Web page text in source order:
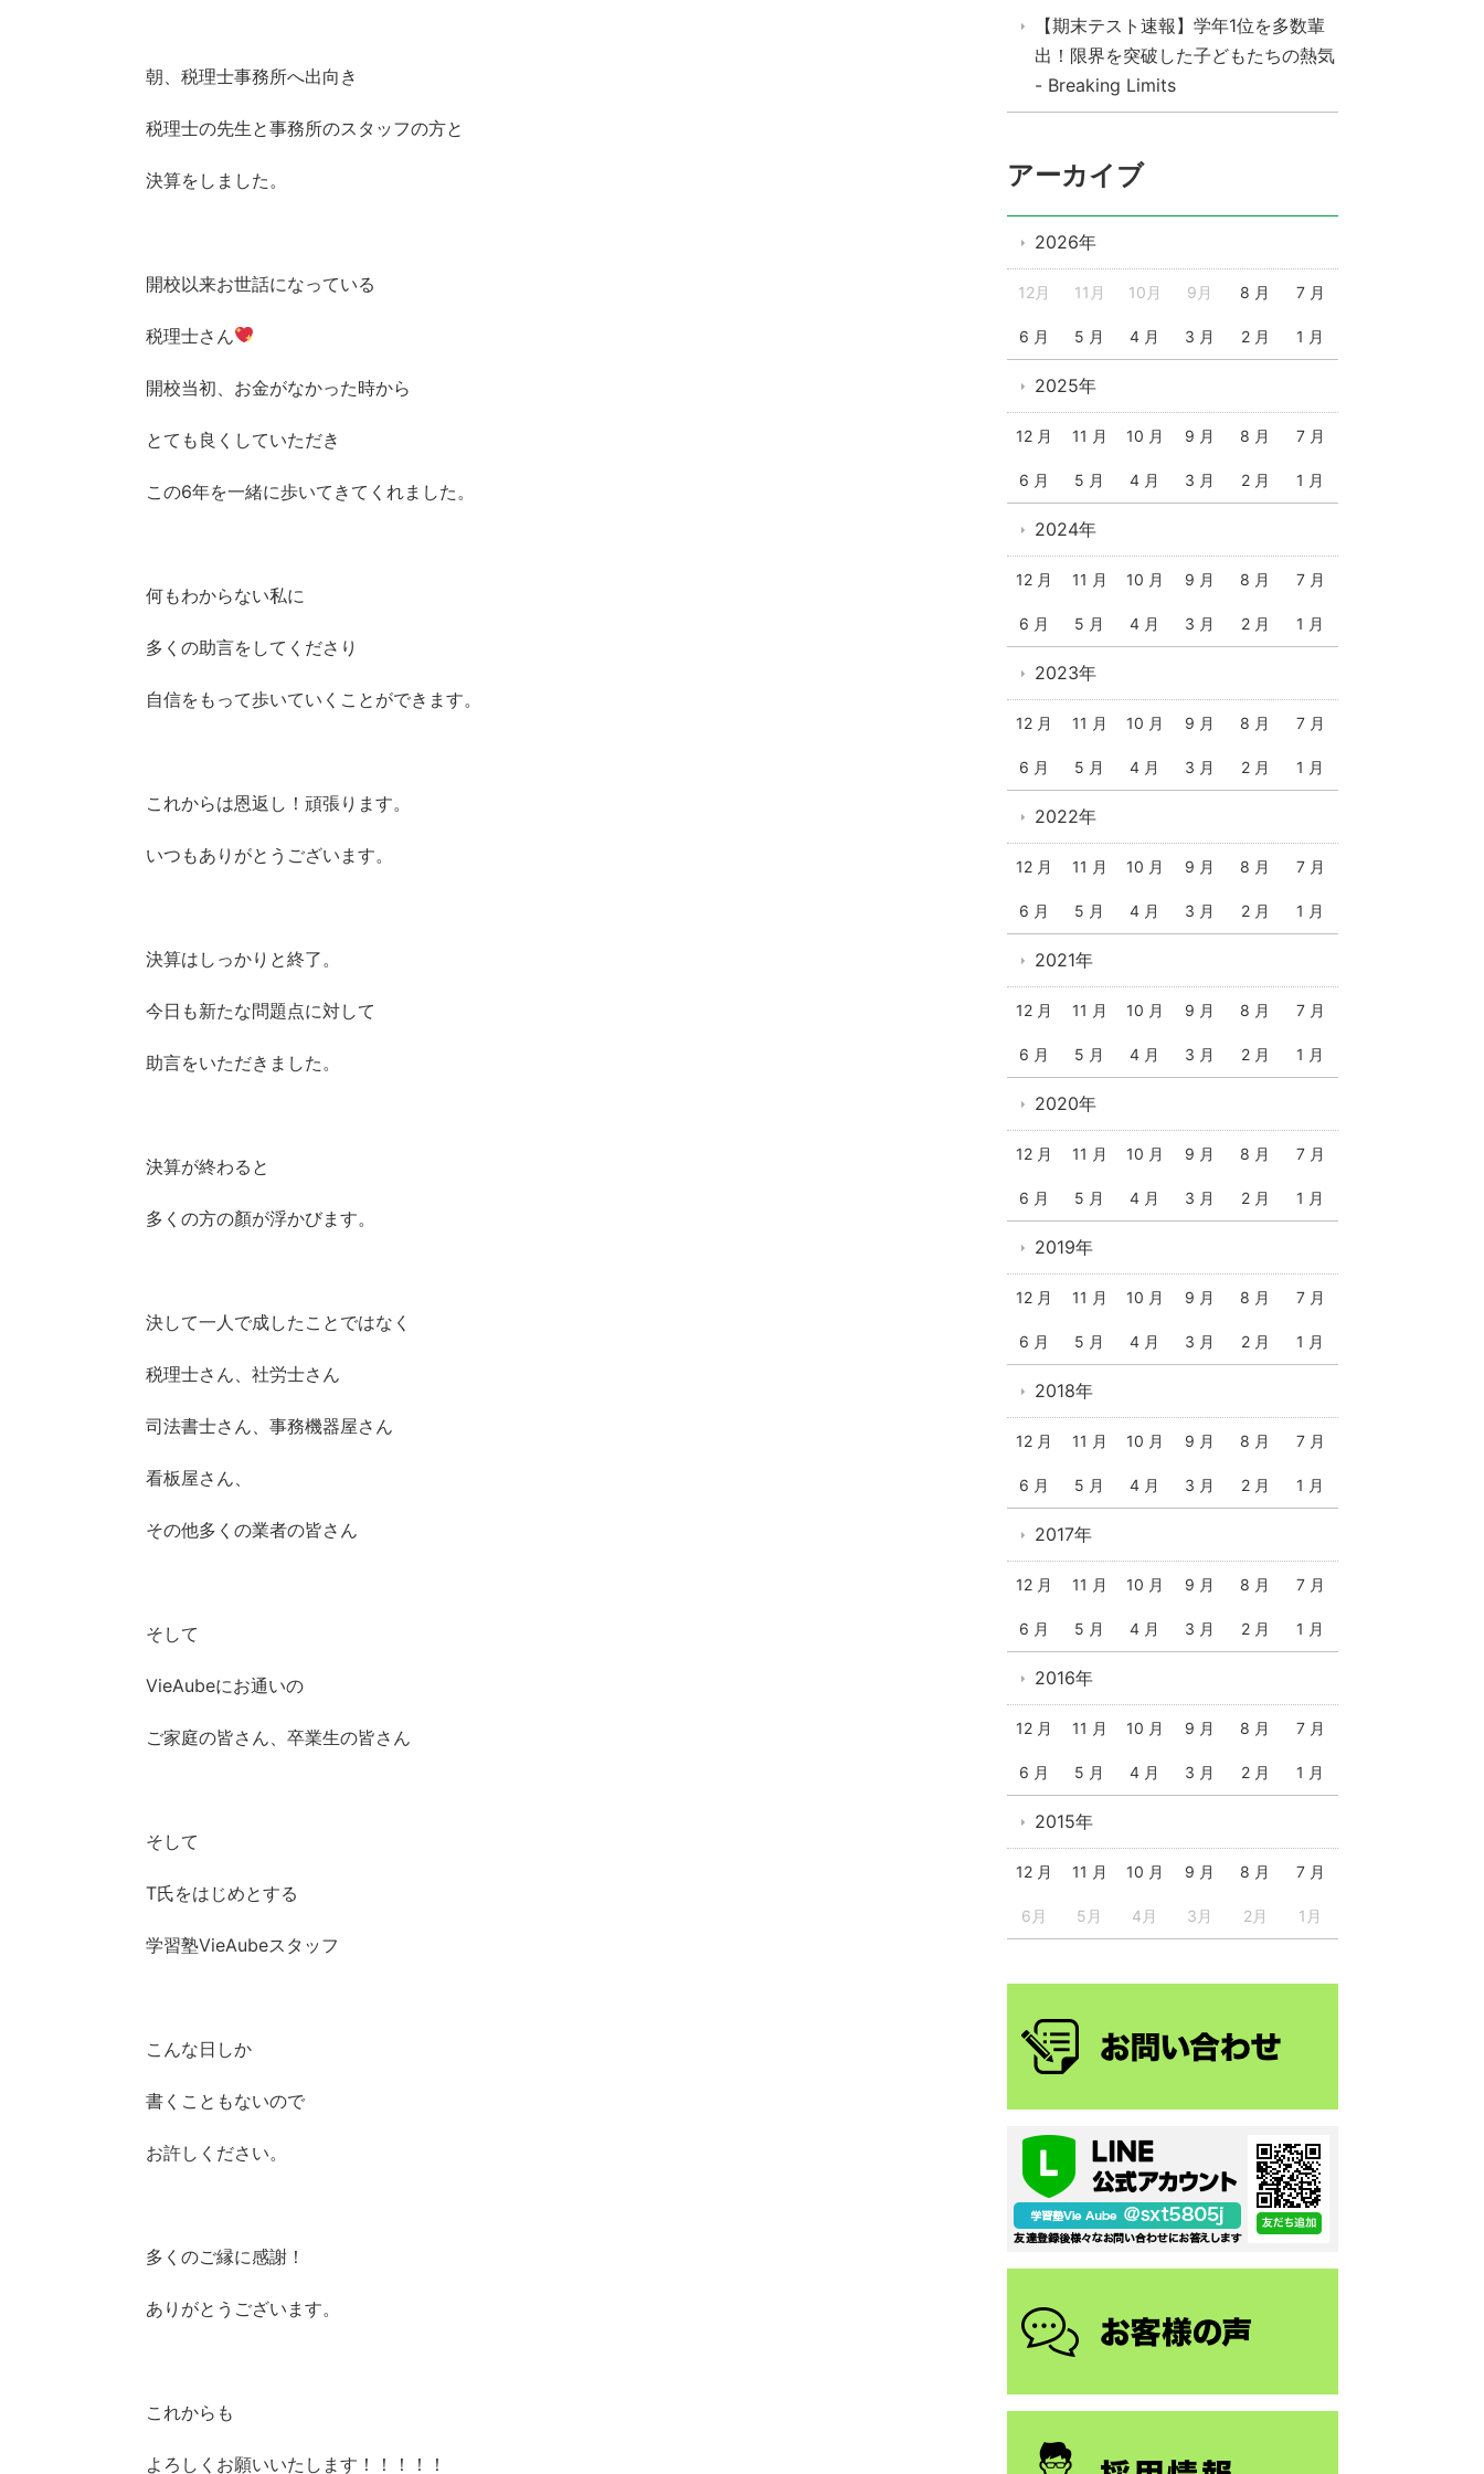
朝、税理士事務所へ出向き
税理士の先生と事務所のスタッフの方と
決算をしました。
開校以来お世話になっている
税理士さん
開校当初、お金がなかった時から
とても良くしていただき
この6年を一緒に歩いてきてくれました。
何もわからない私に
多くの助言をしてくださり
自信をもって歩いていくことができます。
これからは恩返し！頑張ります。
いつもありがとうございます。
決算はしっかりと終了。
今日も新たな問題点に対して
助言をいただきました。
決算が終わると
多くの方の顏が浮かびます。
決して一人で成したことではなく
税理士さん、社労士さん
司法書士さん、事務機器屋さん
看板屋さん、
その他多くの業者の皆さん
そして
VieAubeにお通いの
ご家庭の皆さん、卒業生の皆さん
そして
T氏をはじめとする
学習塾VieAubeスタッフ
こんな日しか
書くこともないので
お許しください。
多くのご縁に感謝！
ありがとうございます。
これからも
よろしくお願いいたします！！！！！
【期末テスト速報】学年1位を多数輩
出！限界を突破した子どもたちの熱気
- Breaking Limits
アーカイブ
2026年
12月 11月 10月 9月 8 月 7 月
6 月 5 月 4 月 3 月 2 月 1 月
2025年
12 月 11 月 10 月 9 月 8 月 7 月
6 月 5 月 4 月 3 月 2 月 1 月
2024年
12 月 11 月 10 月 9 月 8 月 7 月
6 月 5 月 4 月 3 月 2 月 1 月
2023年
12 月 11 月 10 月 9 月 8 月 7 月
6 月 5 月 4 月 3 月 2 月 1 月
2022年
12 月 11 月 10 月 9 月 8 月 7 月
6 月 5 月 4 月 3 月 2 月 1 月
2021年
12 月 11 月 10 月 9 月 8 月 7 月
6 月 5 月 4 月 3 月 2 月 1 月
2020年
12 月 11 月 10 月 9 月 8 月 7 月
6 月 5 月 4 月 3 月 2 月 1 月
2019年
12 月 11 月 10 月 9 月 8 月 7 月
6 月 5 月 4 月 3 月 2 月 1 月
2018年
12 月 11 月 10 月 9 月 8 月 7 月
6 月 5 月 4 月 3 月 2 月 1 月
2017年
12 月 11 月 10 月 9 月 8 月 7 月
6 月 5 月 4 月 3 月 2 月 1 月
2016年
12 月 11 月 10 月 9 月 8 月 7 月
6 月 5 月 4 月 3 月 2 月 1 月
2015年
12 月 11 月 10 月 9 月 8 月 7 月
6月 5月 4月 3月 2月 1月